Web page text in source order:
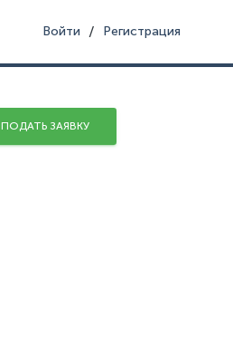
Войти / Регистрация
ПОДАТЬ ЗАЯВКУ